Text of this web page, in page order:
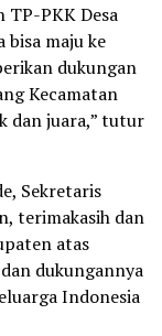
TP-PKK Desa
bisa maju ke
dukungan
Kecamatan
dan juara,” tutur
Sekretaris
terimakasih dan
atas
dukungannya
Indonesia